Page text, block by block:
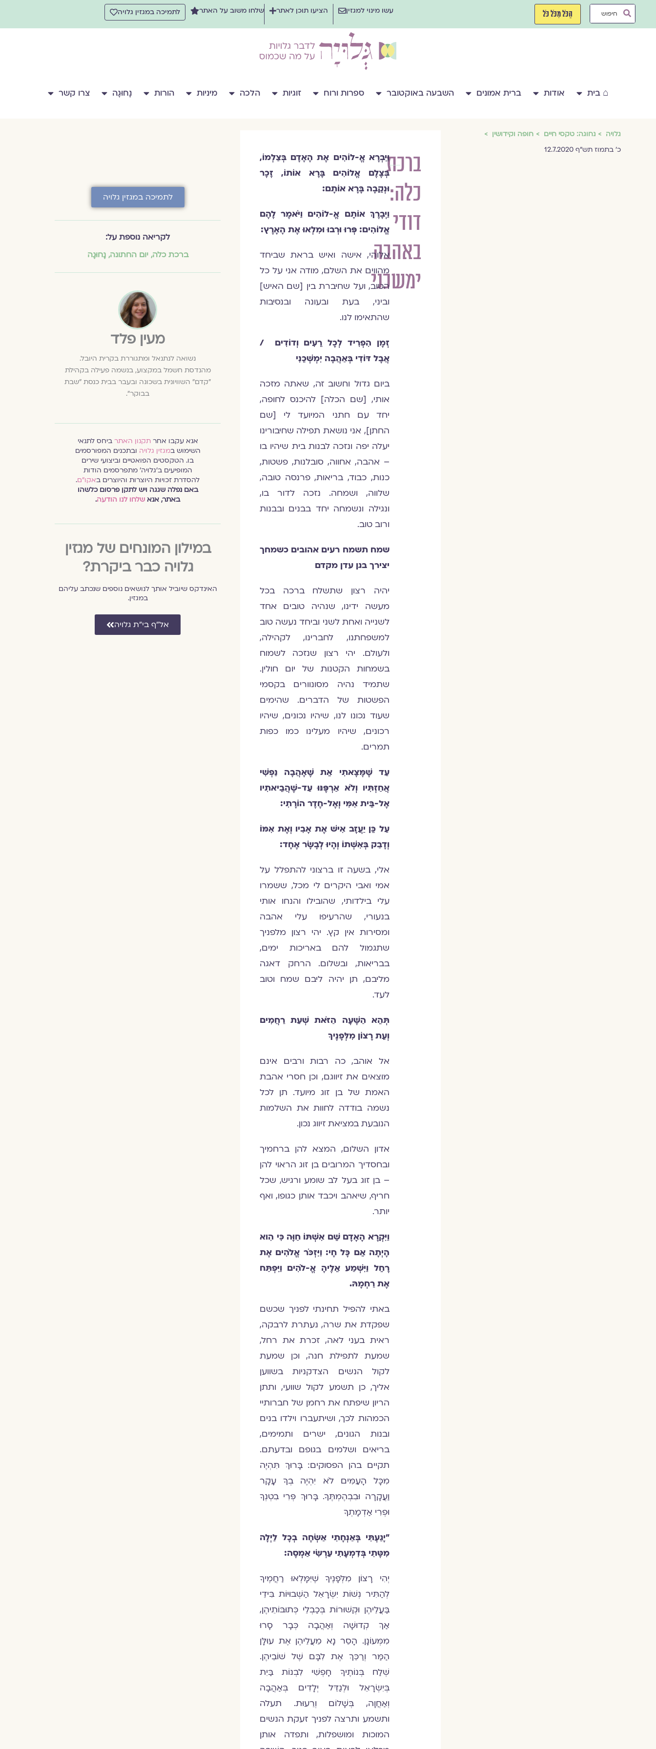
Search
הַכֹּל מִכֹּל כֹּל עשו מינוי למגזין הציעו תוכן לאתר שלחו משוב על האתר לתמיכה במגזין גלויה
⌂ בית אודות ברית אמונים השבעה באוקטובר ספרות ורוח זוגיות הלכה מיניות הורות נָחוּגָה צרו קשר
גלויה נחוגה: טקסי חיים
חופה וקידושין
כ' בתמוז תש"ף 12.7.2020
ברכת
כלה:
דודי
באהבה
ימשכני
מעין
פלד
וַיִבְרָא אֱ-לוֹהִים אֶת הָאָדָם בְּצַלְמוֹ,
בְּצֶלֶם אֱלוֹהִים בָּרָא אוֹתוֹ, זָכָר
וּנְקֵבָה בָּרָא אוֹתָם:
וַיְבָרֶךְ אוֹתָם אֱ-לוֹהִים וַיֹּאמֶר לָהֶם
אֱלוֹהִים: פְּרוּ וּרְבוּ וּמִלְאוּ אֶת הָאָרֶץ:
אלוהי, אישה ואיש בראת שביחד
מהווים את השלם, מודה אני על כל
הטוב, ועל שחיברת בין [שם האיש]
וביני, בעת ובעונה ובנסיבות
שהתאימו לנו.
זְמָן הִפְרִיד לְכָל רֵעִים וְדוֹדִים
/
אֲבָל דּוֹדִי בְּאַהֲבָה יִמְשְׁכֵנִי
ביום גדול וחשוב זה, שאתה מזכה
אותי, [שם הכלה] להיכנס לחופה,
יחד עם חתני המיועד לי [שם
החתן], אני נושאת תפילה שחיבורינו
יעלה יפה ונזכה לבנות בית שיהיו בו
– אהבה, אחווה, סובלנות, פשטות,
כנות, כבוד, בריאות, פרנסה טובה,
שלווה, ושמחה. נזכה לדור בו,
ונגילה ונשמחה יחד בבנים ובבנות
ורוב טוב.
שמח תשמח רעים אהובים כשמחך
יצירך בגן עדן מקדם
יהיה רצון שתשלח ברכה בכל
מעשה ידינו, שנהיה טובים אחד
לשנייה ואחת לשני וביחד נעשה טוב
למשפחתנו, לחברינו, לקהילה,
ולעולם. יהי רצון שנזכה לשמוח
בשמחות הקטנות של יום חולין.
שתמיד נהיה מסונוורים בקסמי
הפשטות של הדברים. שהימים
שעוד נכונו לנו, שיהיו נכונים, שיהיו
רכונים, שיהיו מעלינו כמו כפות
תמרים.
עַד שֶׁמָּצָאתִי אֵת שֶׁאָהֲבָה נַפְשִׁי
אֲחַזְתִּיו וְלֹא אַרְפֶּנּוּ עַד-שֶׁהֲבֵיאתִיו
אֶל-בֵּית אִמִּי וְאֶל-חֶדֶר הוֹרָתִי:
עַל כֵּן יַעֲזָב אִישׁ אֶת אָבִיו וְאֶת אִמּוֹ
וְדָבַק בְּאִשְׁתוֹ וְהָיוּ לְבָשָׂר אֶחָד:
אלי, בשעה זו ברצוני להתפלל על
אמי ואבי היקרים לי מכל, ששמרו
עלי בילדותי, שהובילו והנחו אותי
בנעורי, שהרעיפו עלי אהבה
ומסירות אין קץ. יהי רצון מלפניך
שתגמול להם באריכות ימים,
בבריאות, ובשלום. הרחק דאגה
מליבם, תן יהיה ליבם שמח וטוב
לעד.
תְּהֵא הַשָּׁעָה הַזֹּאת שְׁעַת רַחֲמִים
וְעֵת רָצוֹן מִלְּפָנֶיךָ
אל אוהב, כה רבות ורבים אינם
מוצאים את זיווגם, וכן חסרי אהבת
האמת של בן זוג מיועד. תן לכל
נשמה בודדה לחוות את השלמות
הנובעת במציאת זיווג נכון.
אדון השלום, המצא להן ברחמיך
ובחסדיך המרובים בן זוג הראוי להן
– בן זוג בעל לב שומע ורגיש, שכל
חריף, שיאהב ויכבד אותן כגופו, ואף
יותר.
וַיִּקְרָא הָאָדָם שֵׁם אִשְׁתּוֹ חַוָּה כִּי הִוא
הָיְתָה אֵם כָּל חָי: וַיִּזְכֹּר אֱלֹהִים אֶת
רָחֵל וַיִּשְׁמַע אֵלֶיהָ אֱ-לֹהִים וַיִּפְתַּח
אֶת רַחְמָהּ.
באתי להפיל תחינתי לפניך שכשם
שפקדת את שרה, נעתרת לרבקה,
ראית בעני לאה, זכרת את רחל,
שמעת לתפילת חנה, וכן שמעת
לקול הנשים הצדקניות בשווען
אליך, כן תשמע לקול שוועי, ותתן
הריון שיפתח את רחמן של חברותיי
הכמהות לכך, ושיתעברו וילדו בנים
ובנות הגונים, ישרים ותמימים,
בריאים ושלמים בגופם ובדעתם.
תקיים בהן הפסוקים: בָּרוּךְ תִּהְיֶה
מִכָּל הָעַמִּים לֹא יִהְיֶה בְךָ עָקָר
וַעֲקָרָה וּבִבְהֶמְתֶּךָ. בָּרוּךְ פְּרִי בִטְנְךָ
וּפְרִי אַדְמָתְךָ
"יָגַעְתִּי בְּאַנְחָתִי אַשְׂחֶה בְכָל לַיְלָה
מִטָּתִי בְּדִמְעָתִי עַרְשִׂי אַמְסֶה:
יְהִי רָצוֹן מִלְּפָנֶיךָ שֶׁיִּמָּלְאוּ רַחֲמֶיךָ
לְהַתִּיר נְשׁוֹת יִשְׂרָאֵל הַשְּׁבוּיוֹת בִּידֵי
בַּעֲלֵיהֶן וּקְשׁוּרוֹת בְּכַבְלֵי כְּתוּבּוֹתֵיהֶן,
אַךְ קְדוּשָׁה וְאַהֲבָה כְּבָר סָרוּ
מִמְּעוֹנָן. הָסֵר נָא מֵעֲלֵיהֶן אֶת עוּלָּן
הַמַּר וְרַכֵּךְ אֶת לִבָּם שֶׁל שׁוֹבֵיהֶן.
שְׁלַח בְּנוֹתֶיךָ חָפְשִׁי לִבְנוֹת בַּיִת
בְּיִשְׂרָאֵל וּלְגַדֵּל יְלָדִים בְּאַהֲבָה
וְאַחֲוָה, בְּשָׁלוֹם וְרֵעוּת. תעלה
ותשמע ותרצה לפניך זעקת הנשים
המוכות ומושפלות, ותפדה אותן
לתמיכה במגזין גלויה
לקריאה נוספת על:
ברכת כלה,יום החתונה,נָחוּגָה
מעין פלד
נשואה לנתנאל ומתגוררת בקרית היובל.
מהנדסת חשמל במקצוע, בנשמה פעילה בקהילת
"קדם" השוויונית בשכונה ובעבר בבית כנסת "שבת
בבוקר".
אנא עקבו אחרתקנון האתר ביחס לתנאי
השימוש במגזין גלויה ובתכנים המפורסמים
בו. הטקסטים הפואטיים וביצועי שירים
המופיעים ב׳גלויה׳ מתפרסמים הודות
להסדרת זכויות היוצרות והיוצרים באקו״ם.
באם נפלה שגגה ויש לתקן פרסום כלשהו
באתר, אנא שלחו לנו הודעה.
במילון המונחים של מגזין
גלויה כבר ביקרת?
האינדקס שיוביל אותך לנושאים נוספים שנכתב עליהם
במגזין.
אל״ף בי״ת גלויה